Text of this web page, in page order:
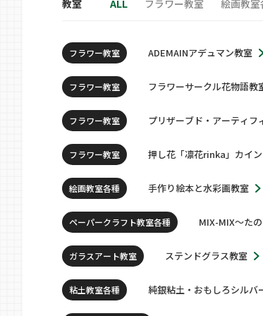
教室 ALL フラワー教室 絵画教室
フラワー教室 ADEMAINアデュマン教室
フラワー教室 フラワーサークル花物語教
フラワー教室 プリザーブド・アーティ
フラワー教室 押し花「凛花rinka」カイ
絵画教室各種 手作り絵本と水彩画教室
ペーパークラフト教室各種 MIX-MIX～た
ガラスアート教室 ステンドグラス教室
粘土教室各種 純銀粘土・おもしろシルバ